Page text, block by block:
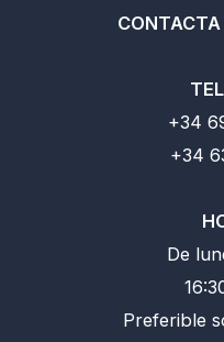
+34
+34
De
Preferible